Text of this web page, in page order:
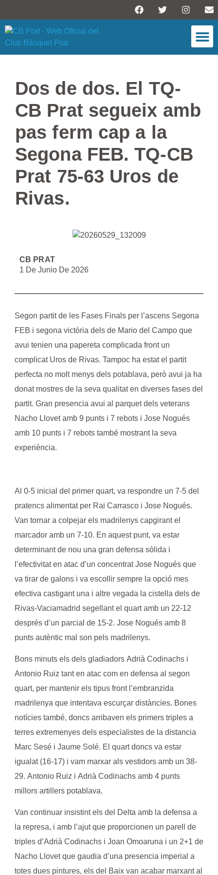
Dos de dos. El TQ-
CB Prat segueix amb
pas ferm cap a la
Segona FEB. TQ-CB
Prat 75-63 Uros de
Rivas.
CB PRAT
1 De Junio De 2026
Segon partit de les Fases Finals per l’ascens Segona
FEB i segona victòria dels de Mario del Campo que
avui tenien una papereta complicada front un
complicat Uros de Rivas. Tampoc ha estat el partit
perfecta no molt menys dels potablava, però avui ja ha
donat mostres de la seva qualitat en diverses fases del
partit. Gran presencia avui al parquet dels veterans
Nacho Llovetamb 9 punts i 7 rebots i Jose Nogués
amb 10 punts i 7 rebots també mostrant la seva
experiència.
Al 0-5 inicial del primer quart, va respondre un 7-5 del
pratencs alimentat per Rai Carrasco i Jose Nogués.
Van tornar a colpejar els madrilenys capgirant el
marcador amb un 7-10. En aquest punt, va estar
determinant de nou una gran defensa sòlida i
l’efectivitat en atac d’un concentratJose Nogués que
va tirar de galons i va escollir sempre la opció mes
efectiva castigant una i altre vegada la cistella dels de
Rivas-Vaciamadrid segellant el quart amb un 22-12
després d’un parcial de 15-2. Jose Nogués amb 8
punts autèntic mal son pels madrilenys.
Bons minuts els dels gladiadors Adrià Codinachs i
Antonio Ruiz tant en atac com en defensa al segon
quart, per mantenir els tipus front l’embranzida
madrilenya que intentava escurçar distàncies. Bones
notícies també, doncs arribaven els primers triples a
terres extremenyes dels especialistes de la distancia
Marc Sesé i Jaume Solé. El quart doncs va estar
igualat (16-17) i vam marxar als vestidors amb un 38-
29. Antonio Ruiz i Adrià Codinachs amb 4 punts
millors artillers potablava.
Van continuar insistint els del Delta amb la defensa a
la represa, i amb l’ajut que proporcionen un parell de
triples d’Adrià Codinachs i Joan Omoaruna i un 2+1 de
Nacho Llovetque gaudia d’una presencia imperial a
totes dues pintures, els del Baix van acabar marxant al